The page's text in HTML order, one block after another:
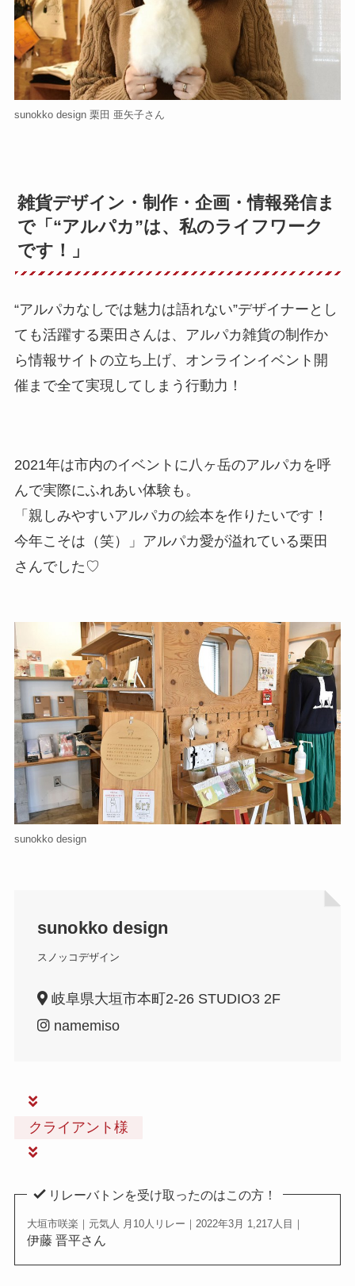
sunokko design 栗田 亜矢子さん
雑貨デザイン・制作・企画・情報発信ま
で「“アルパカ”は、私のライフワーク
です！」
“アルパカなしでは魅力は語れない”デザイナーとし
ても活躍する栗田さんは、アルパカ雑貨の制作か
ら情報サイトの立ち上げ、オンラインイベント開
催まで全て実現してしまう行動力！
2021年は市内のイベントに八ヶ岳のアルパカを呼
んで実際にふれあい体験も。
「親しみやすいアルパカの絵本を作りたいです！
今年こそは（笑）」アルパカ愛が溢れている栗田
さんでした♡
sunokko design
sunokko design
スノッコデザイン
岐阜県大垣市本町2-26 STUDIO3 2F
namemiso
クライアント様
リレーバトンを受け取ったのはこの方！
大垣市咲楽｜元気人 月10人リレー｜2022年3月 1,217人目｜
伊藤 晋平さん